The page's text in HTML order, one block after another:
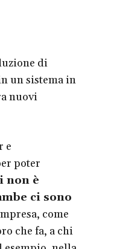
di
un sistema in
nuovi
e
poter
non è
ci sono
come
che fa, a chi